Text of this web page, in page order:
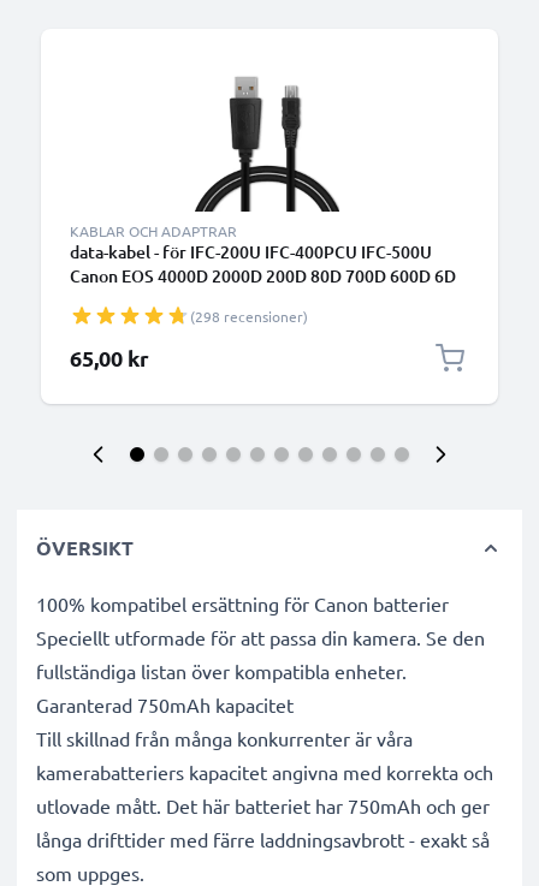
KABLAR OCH ADAPTRAR
data-kabel - för IFC-200U IFC-400PCU IFC-500U
Canon EOS 4000D 2000D 200D 80D 700D 600D 6D
IXUS 185 kamera - 1m 1A PVC Datakabel svart
(298 recensioner)
65,00 kr
ÖVERSIKT
100% kompatibel ersättning för Canon batterier
Speciellt utformade för att passa din kamera. Se den
fullständiga listan över kompatibla enheter.
Garanterad 750mAh kapacitet
Till skillnad från många konkurrenter är våra
kamerabatteriers kapacitet angivna med korrekta och
utlovade mått. Det här batteriet har 750mAh och ger
långa drifttider med färre laddningsavbrott - exakt så
som uppges.